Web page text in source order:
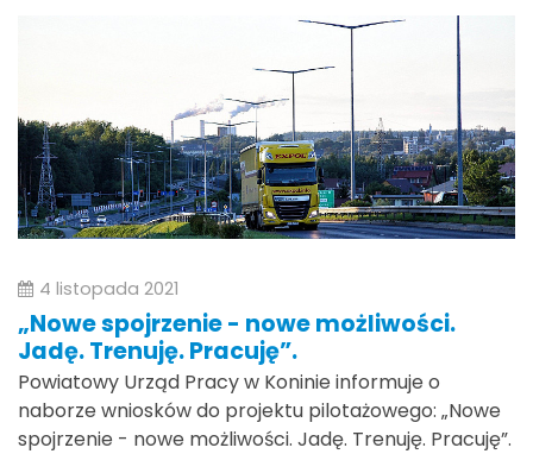
4 listopada 2021
„Nowe spojrzenie - nowe możliwości.
Jadę. Trenuję. Pracuję”.
Powiatowy Urząd Pracy w Koninie informuje o
naborze wniosków do projektu pilotażowego: „Nowe
spojrzenie - nowe możliwości. Jadę. Trenuję. Pracuję”.